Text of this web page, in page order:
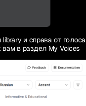
и справа от голоса
вам в раздел My Voices